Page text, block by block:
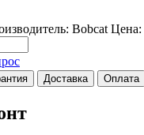
Bobcat Цена:
Доставка Оплата